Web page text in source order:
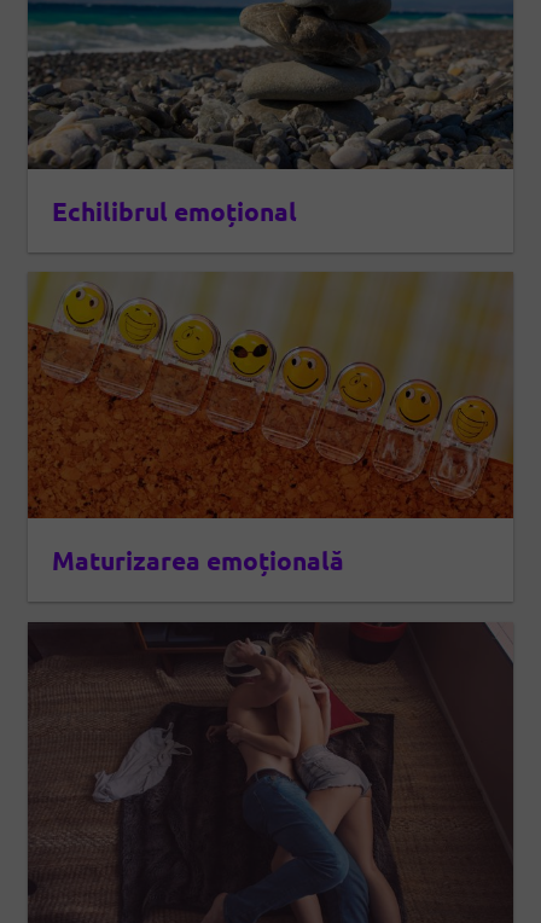
Echilibrul emoțional
Maturizarea emoțională